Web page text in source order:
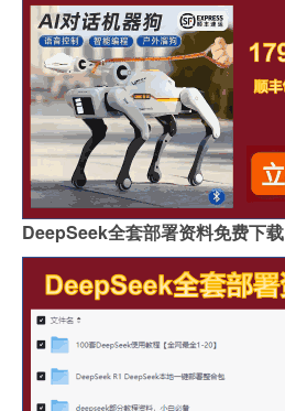
DeepSeek全套部署资料免费下载